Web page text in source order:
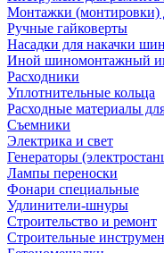
Монтажки (монтировки)
Ручные гайковерты
Насадки для накачки шин
Иной шиномонтажный
Расходники
Уплотнительные кольца
Расходные материалы
Съемники
Электрика и свет
Генераторы
Лампы переноски
Фонари специальные
Удлинители-шнуры
Строительство и ремонт
Строительные